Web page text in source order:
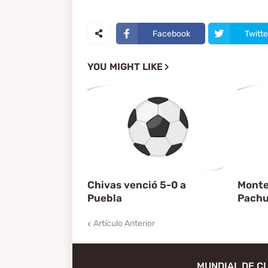
Facebook
YOU MIGHT LIKE
Chivas venció 5-0 a
Puebla
Artículo Anterior